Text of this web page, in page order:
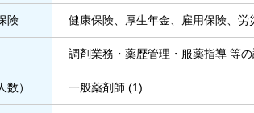
険 健康保険、厚生年金、雇用保険、
調剤業務・薬歴管理・服薬指導 等
数） 一般薬剤師 (1)